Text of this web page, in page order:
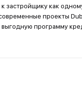
застройщику как
проекты
программу